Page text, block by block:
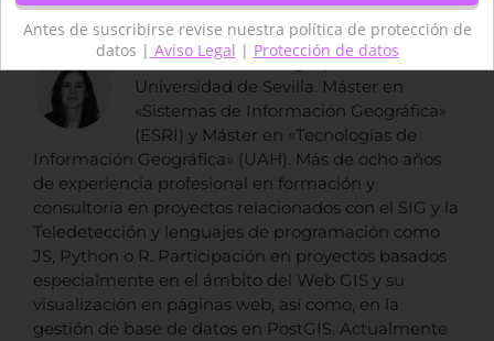
Sobre el Autor:Beatriz Ramos López
Licenciada en Biología por la
Universidad de Sevilla. Máster en
«Sistemas de Información Geográfica»
(ESRI) y Máster en «Tecnologías de
Información Geográfica» (UAH). Más de ocho años
de experiencia profesional en formación y
consultoría en proyectos relacionados con el SIG y la
Teledetección y lenguajes de programación como
JS, Python o R. Participación en proyectos basados
especialmente en el ámbito del Web GIS y su
visualización en páginas web, así como, en la
gestión de base de datos en PostGIS. Actualmente
Antes de suscribirse revise nuestra política de protección de
datos | Aviso Legal | Protección de datos